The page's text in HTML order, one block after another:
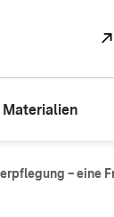
Materialien
– eine